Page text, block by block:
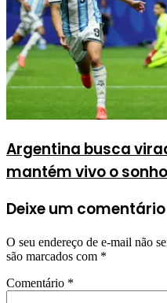
Argentina busca
mantém vivo o
Deixe um comentário
O seu endereço de e-mail não
são marcados com *
Comentário *